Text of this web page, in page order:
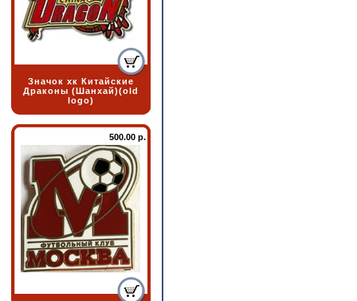
Значок хк Китайские
Драконы (Шанхай)(old
logo)
500.00 р.